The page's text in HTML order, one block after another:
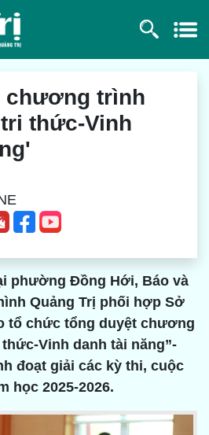
chương trình
thức-Vinh
phường Đồng Hới, Báo và
Quảng Trị phối hợp Sở
tổ chức tổng duyệt chương
Vinh danh tài năng”-
đoạt giải các kỳ thi, cuộc
học 2025-2026.